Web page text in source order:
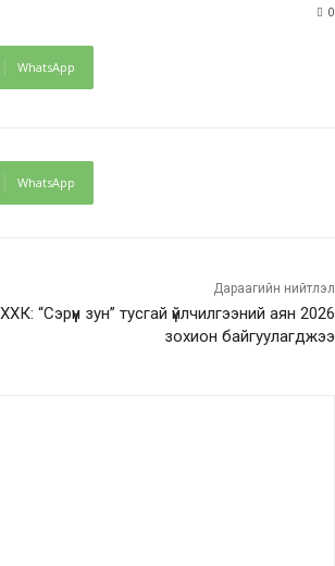
0
WhatsApp
WhatsApp
Дараагийн нийтлэл
“Сэрүүн зун” тусгай үйлчилгээний аян 2026
зохион байгуулагджээ